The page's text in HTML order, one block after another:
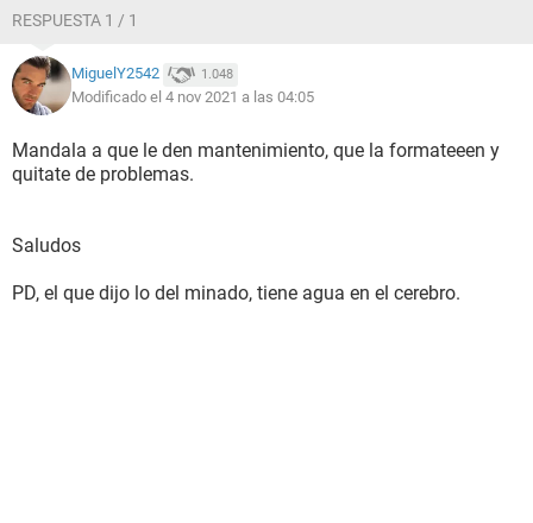
RESPUESTA 1 / 1
MiguelY2542 1.048
Modificado el 4 nov 2021 a las 04:05
Mandala a que le den mantenimiento, que la formateeen y
quitate de problemas.
Saludos
PD, el que dijo lo del minado, tiene agua en el cerebro.